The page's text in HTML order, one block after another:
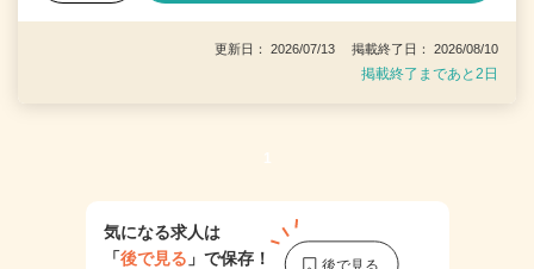
更新日： 2026/07/13 掲載終了日： 2026/08/10
掲載終了まであと2日
1
気になる求人は
「後で見る 」で保存！